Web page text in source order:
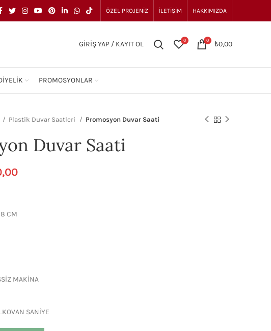
ÖZEL PROJENIZ İLETIŞIM HAKKIMIZDA
GIRIŞ YAP / KAYIT OL 0 0 ₺0,00
PROMOSYONLAR
Plastik Duvar Saatleri Promosyon Duvar Saati
Duvar Saati
CM
MAKİNA
SANİYE